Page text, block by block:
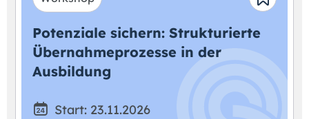
Potenziale sichern: Strukturierte
Übernahmeprozesse in der
Ausbildung
Start: 23.11.2026